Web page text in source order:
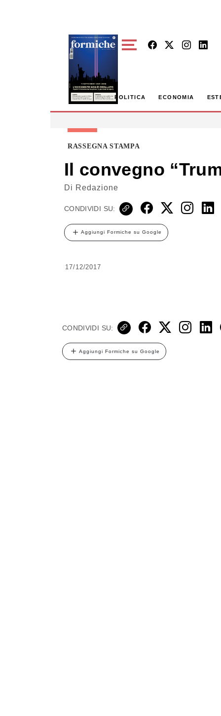
POLITICA ECONOMIA
RASSEGNA STAMPA
Il convegno
Di Redazione
CONDIVIDI SU:
Aggiungi Formiche su Google
17/12/2017
CONDIVIDI SU:
Aggiungi Formiche su Google